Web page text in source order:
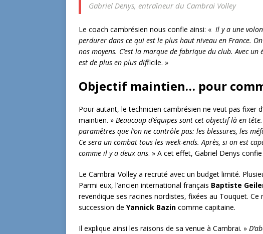
Gabriel Denys, entraîneur du Cambrai Volley
Le coach cambrésien nous confie ainsi: « Il y a une
perdurer dans ce qui est le plus haut niveau en France.
nos moyens. C’est la marque de fabrique du club. Avec
est de plus en plus difficile. »
Objectif maintien… pour
Pour autant, le technicien cambrésien ne veut pas fixer
maintien. » Beaucoup d’équipes sont cet objectif là en
paramêtres que l’on ne contrôle pas: les blessures, les
Ce sera un combat tous les week-ends. Après, si on est
comme il y a deux ans. » A cet effet, Gabriel Denys
Le Cambrai Volley a recruté avec un budget limité.
Parmi eux, l’ancien international français Baptiste
revendique ses racines nordistes, fixées au Touquet.
succession de Yannick Bazin comme capitaine.
Il explique ainsi les raisons de sa venue à Cambrai. »